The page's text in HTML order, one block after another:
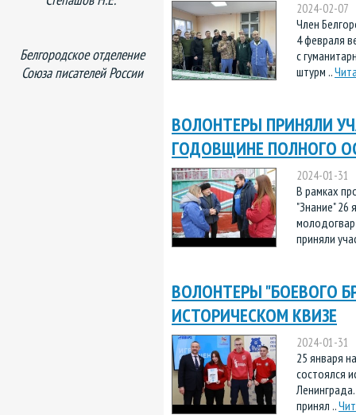
2024-02-07
Член
4 февраля
с
штурм ..
ВОЛОНТЕРЫ ПРИНЯЛИ
ГОДОВЩИНЕ ПОЛНОГО
2024-01-31
В рамках
"Знание"
приняли
ВОЛОНТЕРЫ "БОЕВОГО
ИСТОРИЧЕСКОМ КВИЗЕ
2024-01-31
25 января
состоялся
принял ..
Белгородское отделение
Союза писателей России